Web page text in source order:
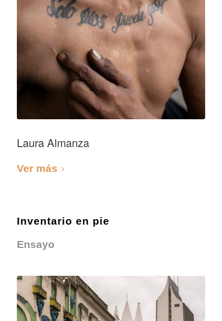
Laura Almanza
Ver más
Inventario en pie
Ensayo